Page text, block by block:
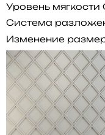
Уровень мягкости
Система
Изменение